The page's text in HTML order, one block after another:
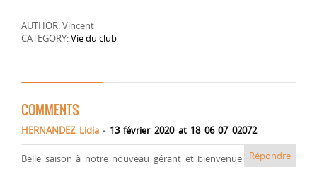
AUTHOR: Vincent
CATEGORY:Vie du club
COMMENTS
HERNANDEZ Lidia - 13 février 2020 at 18 06 07 02072
Belle saison à notre nouveau gérant et bienvenue !!Répondre